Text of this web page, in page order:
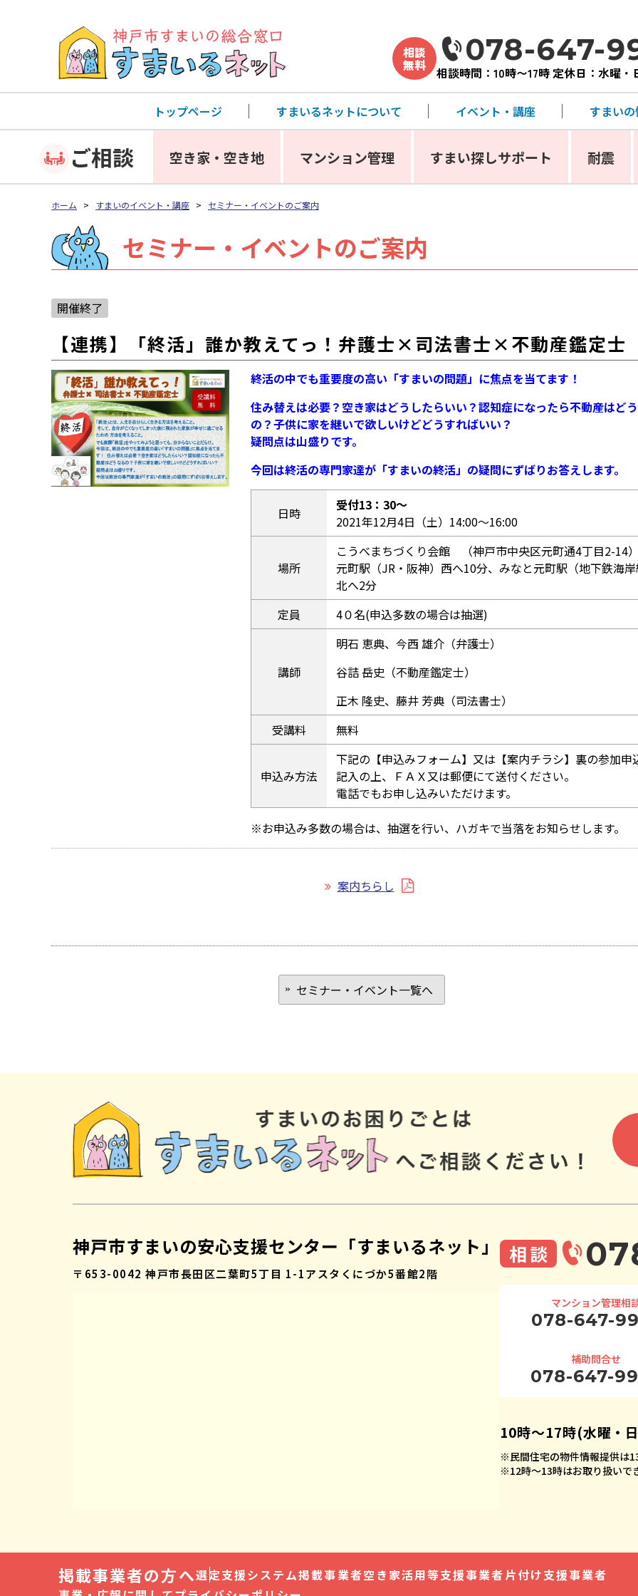
相談
無料 078-647-
相談時間：10時〜17時 定休日：水曜・
トップページ すまいるネットについて イベント・講座 すまい
ご相談 空き家・空き地 マンション管理 すまい探しサポート 耐震
ホーム > すまいのイベント・講座 > セミナー・イベントのご案内
セミナー・イベントのご案内
開催終了
【連携】「終活」誰か教えてっ！弁護士×司法書士×不動産鑑定士
終活の中でも重要度の高い「すまいの問題」に焦点を当てます！
住み替えは必要？空き家はどうしたらいい？認知症になったら不動産はど
の？子供に家を継いで欲しいけどどうすればいい？
疑問点は山盛りです。
今回は終活の専門家達が「すまいの終活」の疑問にずばりお答えします。
日時
受付13：30～
2021年12月4日（土）14:00〜16:00
場所
こうべまちづくり会館 （神戸市中央区元町通4丁目2-14
元町駅（JR・阪神）西へ10分、みなと元町駅（地下鉄海
北へ2分
定員
4０名(申込多数の場合は抽選)
講師
明石 恵典、今西 雄介（弁護士）
谷詰 岳史（不動産鑑定士）
正木 隆史、藤井 芳典（司法書士）
受講料
無料
申込み方法
下記の【申込みフォーム】又は【案内チラシ】裏の参加申
記入の上、ＦＡＸ又は郵便にて送付ください。
電話でもお申し込みいただけます。
※お申込み多数の場合は、抽選を行い、ハガキで当落をお知らせします。
案内ちらし
セミナー・イベント一覧へ
神戸市すまいの安心支援センター「すまいるネット」
〒653-0042 神戸市長田区二葉町5丁目 1-1アスタくにづか5番館2階
相談
マンション管理相
078-647-
補助問合せ
078-647-
10時〜17時(水曜・
※ 民間住宅の物件情報提供は
※12時〜13時はお取り扱いで
掲載事業者の方へ選定支援システム掲載事業者空き家活用等支援事業者片付け支援事業者